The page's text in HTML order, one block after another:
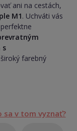
ani na cestách,
M1. Uchváti vás
s
farebný
sa v tom vyznať?